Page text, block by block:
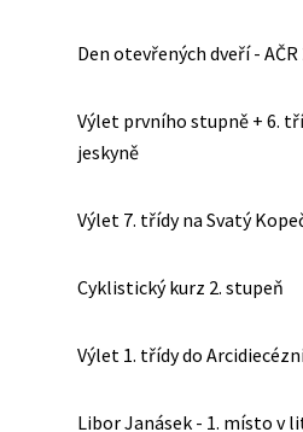
Den otevřených dveří - AČR
Výlet prvního stupně + 6.
jeskyně
Výlet 7. třídy na Svatý
Cyklistický kurz 2. stupeň
Výlet 1. třídy do
Libor Janásek - 1. místo v